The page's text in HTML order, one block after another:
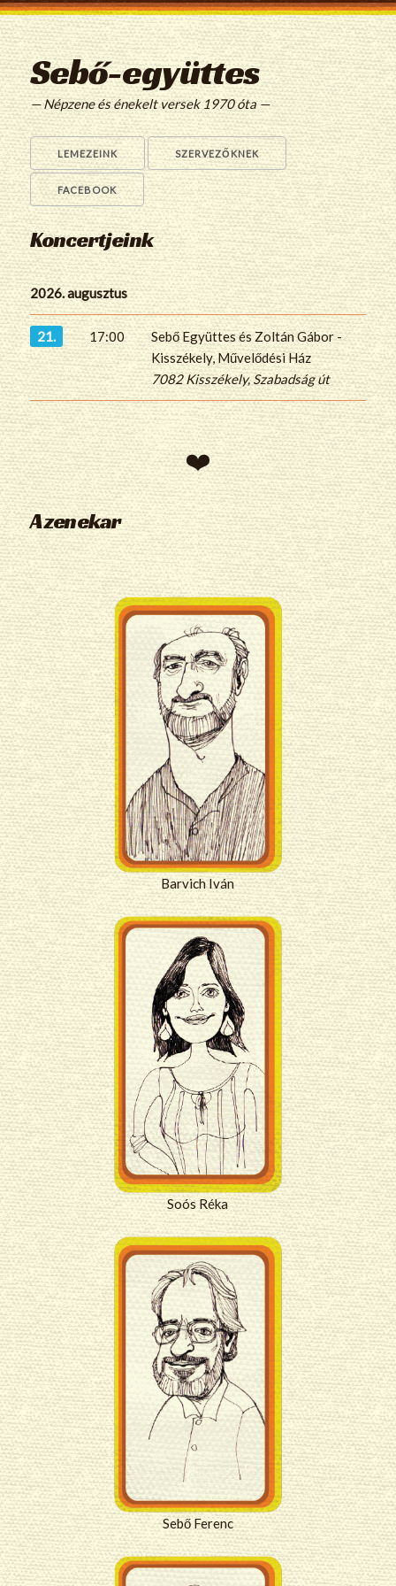
Sebő-együttes
— Népzene és énekelt versek 1970 óta —
LEMEZEINK SZERVEZŐKNEK
FACEBOOK
Koncertjeink
2026. augusztus
21. 17:00
Sebő Együttes és Zoltán Gábor -
Kisszékely, Művelődési Ház
7082 Kisszékely, Szabadság út
A zenekar
Barvich Iván
Soós Réka
Sebő Ferenc